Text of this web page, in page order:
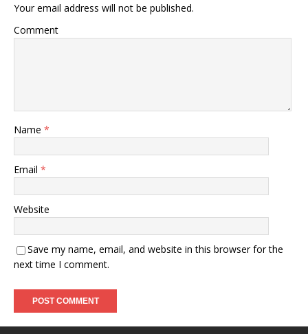
Your email address will not be published.
Comment
Name *
Email *
Website
Save my name, email, and website in this browser for the
next time I comment.